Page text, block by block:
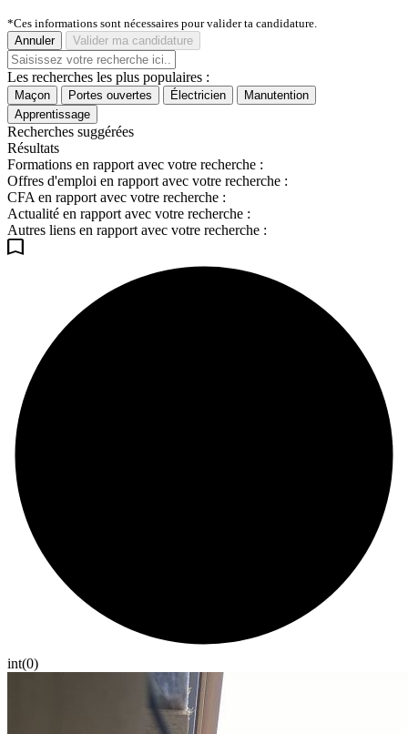
*Ces informations sont nécessaires pour valider ta candidature.
Annuler
Valider ma candidature
Les recherches les plus populaires :
Maçon Portes ouvertes Électricien
Manutention
Apprentissage
Recherches suggérées
Résultats
Formations en rapport avec votre recherche :
Offres d'emploi en rapport avec votre recherche :
CFA en rapport avec votre recherche :
Actualité en rapport avec votre recherche :
Autres liens en rapport avec votre recherche :
int(0)